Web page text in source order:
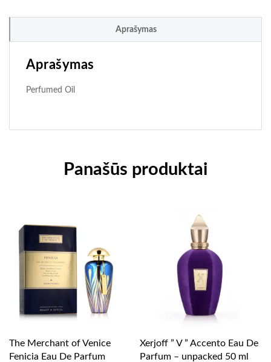
Aprašymas
Aprašymas
Perfumed Oil
Panašūs produktai
The Merchant of Venice
Fenicia Eau De Parfum
Xerjoff ” V ” Accento Eau De
Parfum – unpacked 50 ml